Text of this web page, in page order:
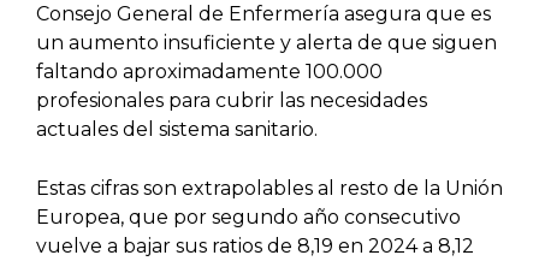
Consejo General de Enfermería asegura que es
un aumento insuficiente y alerta de que siguen
faltando aproximadamente 100.000
profesionales para cubrir las necesidades
actuales del sistema sanitario.
Estas cifras son extrapolables al resto de la Unión
Europea, que por segundo año consecutivo
vuelve a bajar sus ratios de 8,19 en 2024 a 8,12